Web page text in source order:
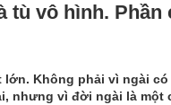
vô hình. Phần
Không phải vì ngài
nhưng vì đời ngài là